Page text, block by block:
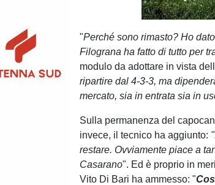
Unmute
"Perché sono rimasto? Ho
Filograna ha fatto di tutto per
modulo da adottare in vista
ripartire dal 4-3-3, ma
mercato, sia in entrata sia in
Sulla permanenza del
invece, il tecnico ha aggiunto:
restare. Ovviamente piace a
Casarano". Ed è proprio in
Vito Di Bari ha ammesso: "